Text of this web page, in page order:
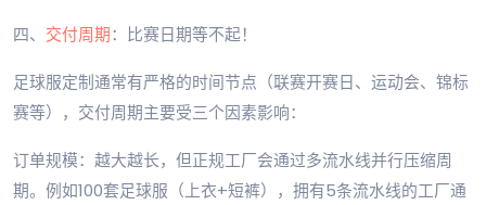
四、 交付周期：比赛日期等不起！
足球服定制通常有严格的时间节点（联赛开赛日、运动会、锦标
赛等），交付周期主要受三个因素影响：
订单规模：越大越长，但正规工厂会通过多流水线并行压缩周
期。例如100套足球服（上衣+短裤），拥有5条流水线的工厂通